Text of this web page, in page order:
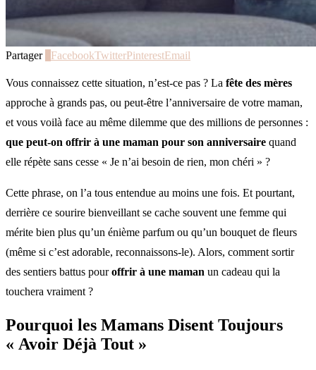
Partager FacebookTwitterPinterestEmail
Vous connaissez cette situation, n’est-ce pas ? La fête des mères
approche à grands pas, ou peut-être l’anniversaire de votre maman,
et vous voilà face au même dilemme que des millions de personnes :
que peut-on offrir à une maman pour son anniversaire quand
elle répète sans cesse « Je n’ai besoin de rien, mon chéri » ?
Cette phrase, on l’a tous entendue au moins une fois. Et pourtant,
derrière ce sourire bienveillant se cache souvent une femme qui
mérite bien plus qu’un énième parfum ou qu’un bouquet de fleurs
(même si c’est adorable, reconnaissons-le). Alors, comment sortir
des sentiers battus pouroffrir à une maman un cadeau qui la
touchera vraiment ?
Pourquoi les Mamans Disent Toujours
« Avoir Déjà Tout »